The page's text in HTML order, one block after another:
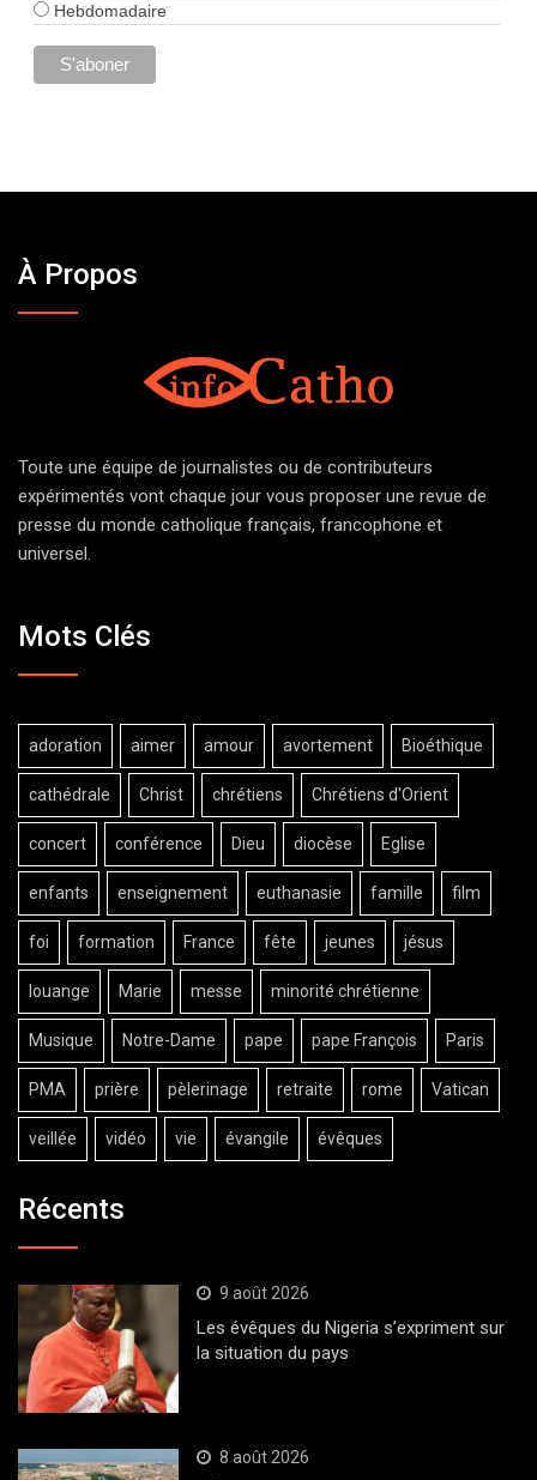
Hebdomadaire
À Propos
Toute une équipe de journalistes ou de contributeurs
expérimentés vont chaque jour vous proposer une revue de
presse du monde catholique français, francophone et
universel.
Mots Clés
adoration aimer amour avortement Bioéthique
cathédrale Christ chrétiens Chrétiens d'Orient
concert conférence Dieu diocèse Eglise
enfants enseignement euthanasie famille film
foi formation France fête jeunes jésus
louange Marie messe minorité chrétienne
Musique Notre-Dame pape pape François Paris
PMA prière pèlerinage retraite rome Vatican
veillée vidéo vie évangile évêques
Récents
9 août 2026
Les évêques du Nigeria s’expriment sur
la situation du pays
8 août 2026